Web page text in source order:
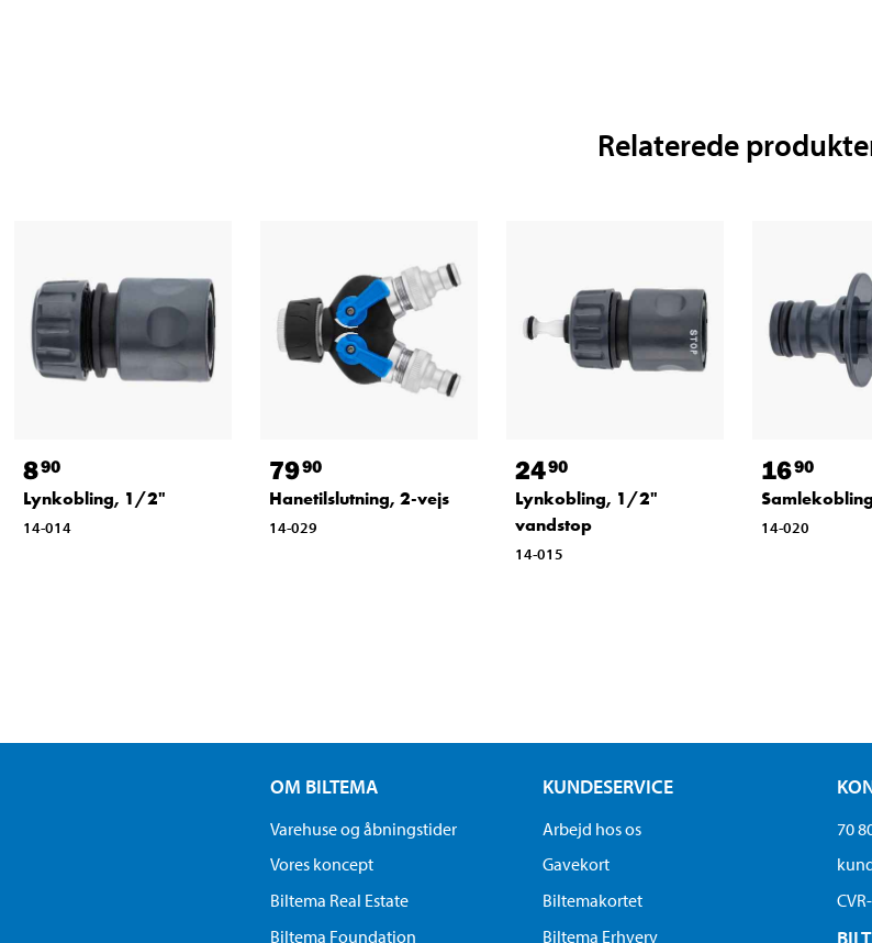
Relaterede
890
Lynkobling, 1/2"
14-014
7990
Hanetilslutning, 2-vejs
14-029
2490
Lynkobling, 1/2"
vandstop
14-015
1690
14-020
OM BILTEMA
Varehuse og åbningstider
Vores koncept
Biltema Real Estate
Biltema Foundation
KUNDESERVICE
Arbejd hos os
Gavekort
Biltemakortet
Biltema Erhverv
70